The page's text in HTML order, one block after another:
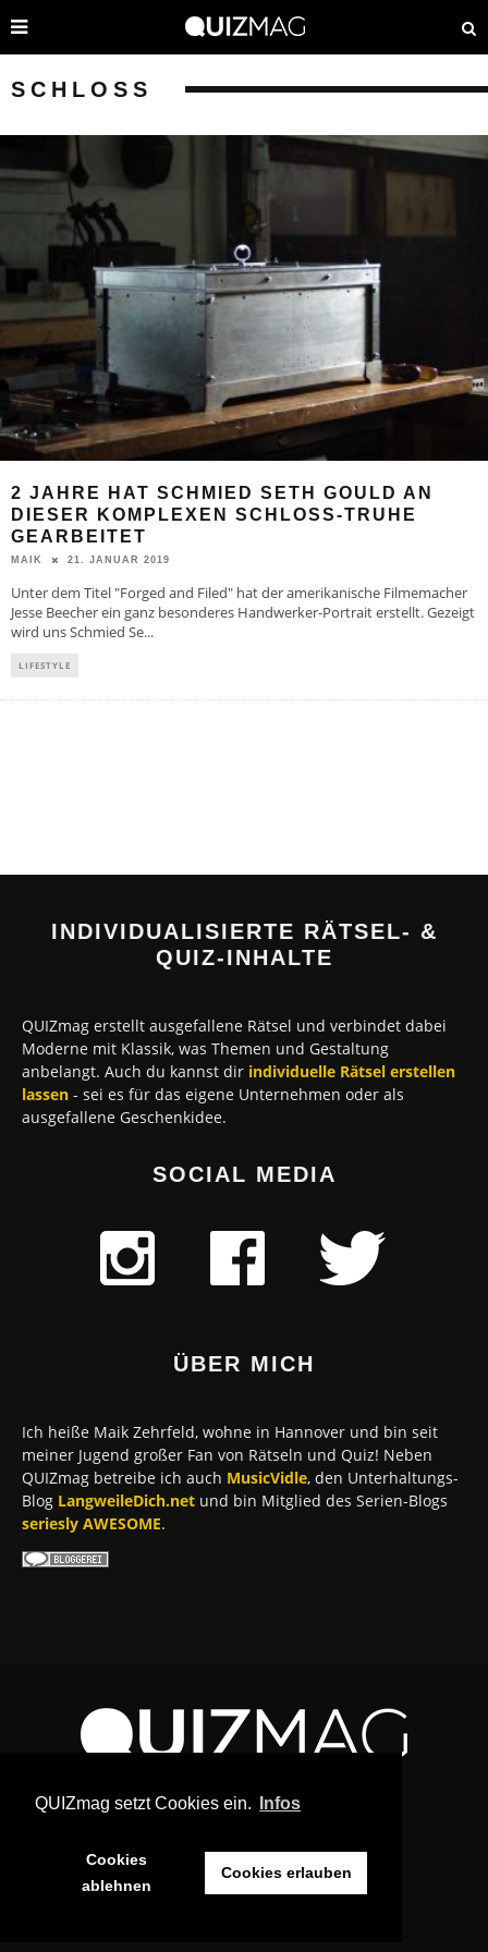
QUIZmag setzt Cookies ein. Infos
Cookies
ablehnen
Cookies erlauben
SCHLOSS
2 JAHRE HAT SCHMIED SETH GOULD AN
DIESER KOMPLEXEN SCHLOSS-TRUHE
GEARBEITET
MAIK 21. JANUAR 2019
Unter dem Titel "Forged and Filed" hat der amerikanische Filmemacher
Jesse Beecher ein ganz besonderes Handwerker-Portrait erstellt. Gezeigt
wird uns Schmied Se...
LIFESTYLE
INDIVIDUALISIERTE RÄTSEL- &
QUIZ-INHALTE
QUIZmag erstellt ausgefallene Rätsel und verbindet dabei
Moderne mit Klassik, was Themen und Gestaltung
anbelangt. Auch du kannst dir individuelle Rätsel erstellen
lassen - sei es für das eigene Unternehmen oder als
ausgefallene Geschenkidee.
SOCIAL MEDIA
ÜBER MICH
Ich heiße Maik Zehrfeld, wohne in Hannover und bin seit
meiner Jugend großer Fan von Rätseln und Quiz! Neben
QUIZmag betreibe ich auch MusicVidle, den Unterhaltungs-
Blog LangweileDich.net und bin Mitglied des Serien-Blogs
seriesly AWESOME.